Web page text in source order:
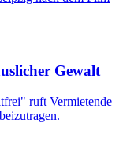
Gewalt
ruft Vermietende